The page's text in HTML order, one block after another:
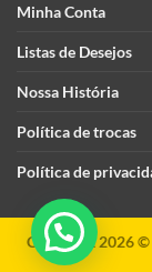
Minha Conta
Listas de Desejos
Nossa História
Política de trocas
Política de
Copyright 2026 ©